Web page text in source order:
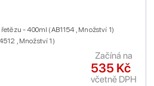
- 400ml (AB1154 , Množství 1)
, Množství 1)
535 Kč
včetně DPH
Začíná na